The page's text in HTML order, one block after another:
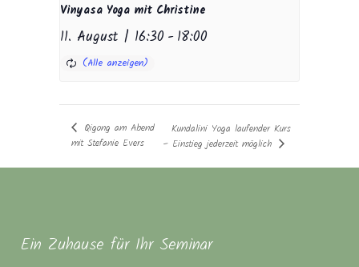
Vinyasa Yoga mit Christine
11. August | 16:30 -18:00
Qigong am Abend
mit Stefanie Evers
Kundalini Yoga laufender Kurs
– Einstieg jederzeit möglich
Ein Zuhause für Ihr Seminar